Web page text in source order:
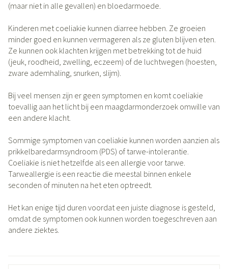
(maar niet in alle gevallen) en bloedarmoede.
Kinderen met coeliakie kunnen diarree hebben. Ze groeien
minder goed en kunnen vermageren als ze gluten blijven eten.
Ze kunnen ook klachten krijgen met betrekking tot de huid
(jeuk, roodheid, zwelling, eczeem) of de luchtwegen (hoesten,
zware ademhaling, snurken, slijm).
Bij veel mensen zijn er geen symptomen en komt coeliakie
toevallig aan het licht bij een maagdarmonderzoek omwille van
een andere klacht.
Sommige symptomen van coeliakie kunnen worden aanzien als
prikkelbaredarmsyndroom (PDS) of tarwe-intolerantie.
Coeliakie is niet hetzelfde als een allergie voor tarwe.
Tarweallergie is een reactie die meestal binnen enkele
seconden of minuten na het eten optreedt.
Het kan enige tijd duren voordat een juiste diagnose is gesteld,
omdat de symptomen ook kunnen worden toegeschreven aan
andere ziektes.